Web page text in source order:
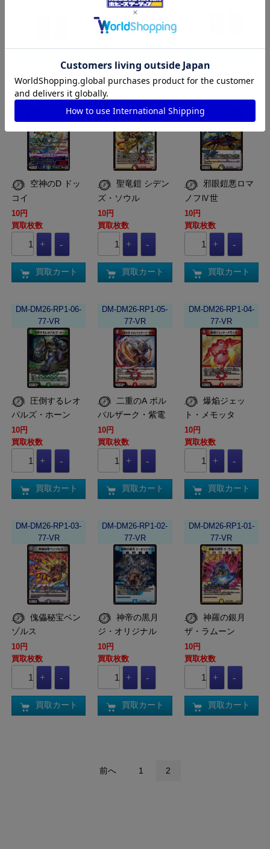
買取枚数
DM-DM26-RP1-09-
コイ
10円
買取枚数
買取カート
DM-DM26-RP1-08-
聖竜鎧 シデン
ズ・ソウル
10円
買取枚数
買取カート
ノフⅣ世
10円
買取枚数
買取カート
DM-DM26-RP1-06-
77-VR
パルズ・ホーン
10円
買取枚数
買取カート
DM-DM26-RP1-05-
77-VR
バルザーク・紫電
10円
買取枚数
買取カート
DM-DM26-RP1-04-
77-VR
ト・メモッタ
10円
買取枚数
買取カート
DM-DM26-RP1-03-
77-VR
ゾルス
10円
買取枚数
買取カート
DM-DM26-RP1-02-
77-VR
神帝の黒月
ジ・オリジナル
10円
買取枚数
買取カート
DM-DM26-RP1-01-
77-VR
ザ・ラムーン
10円
買取枚数
買取カート
前へ 1 2